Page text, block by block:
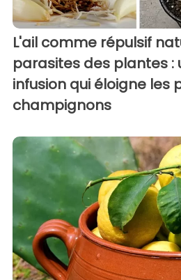
L'ail comme répulsif
parasites des plantes :
infusion qui éloigne les
champignons